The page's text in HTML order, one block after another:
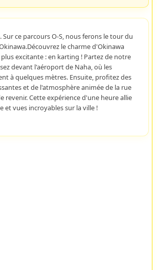
Sur ce parcours O-S, nous ferons le tour du
le charme d'Okinawa
excitante : en karting ! Partez de notre
devant l'aéroport de Naha, où les
à quelques mètres. Ensuite, profitez des
et de l'atmosphère animée de la rue
revenir. Cette expérience d'une heure allie
et vues incroyables sur la ville !